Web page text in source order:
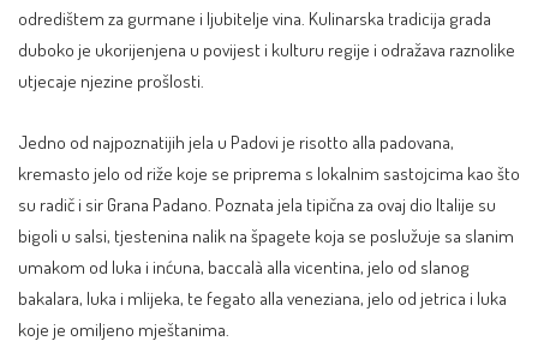
odredištem za gurmane i ljubitelje vina. Kulinarska tradicija grada
duboko je ukorijenjena u povijest i kulturu regije i odražava raznolike
utjecaje njezine prošlosti.
Jedno od najpoznatijih jela u Padovi je risotto alla padovana,
kremasto jelo od riže koje se priprema s lokalnim sastojcima kao što
su radič i sir Grana Padano. Poznata jela tipična za ovaj dio Italije su
bigoli u salsi, tjestenina nalik na špagete koja se poslužuje sa slanim
umakom od luka i inćuna, baccalà alla vicentina, jelo od slanog
bakalara, luka i mlijeka, te fegato alla veneziana, jelo od jetrica i luka
koje je omiljeno mještanima.